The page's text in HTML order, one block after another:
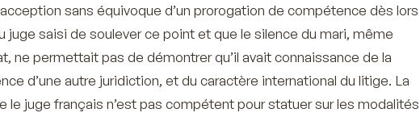
sans équivoque d’un prorogation de compétence dès lors
juge saisi de soulever ce point et que le silence du mari, même
ne permettait pas de démontrer qu’il avait connaissance de la
d’une autre juridiction, et du caractère international du litige. La
le juge français n’est pas compétent pour statuer sur les modalités